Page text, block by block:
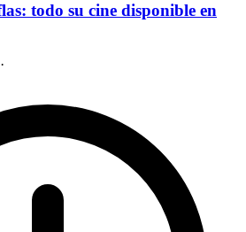
todo su cine disponible en
·